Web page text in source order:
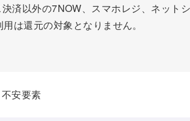
済以外の7NOW、スマホレジ、ネット
は還元の対象となりません。
安要素